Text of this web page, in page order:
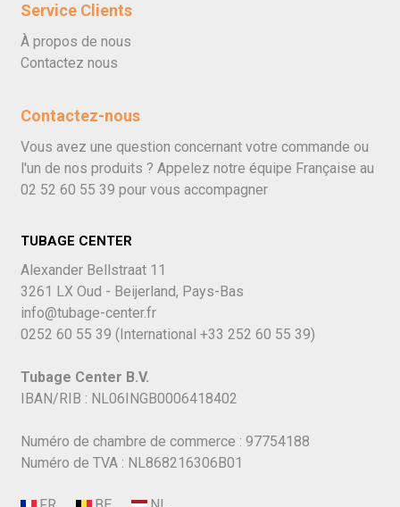
Service Clients
À propos de nous
Contactez nous
Contactez-nous
Vous avez une question concernant votre commande ou
l'un de nos produits ? Appelez notre équipe Française au
02 52 60 55 39 pour vous accompagner
TUBAGE CENTER
Alexander Bellstraat 11
3261 LX Oud - Beijerland, Pays-Bas
info@tubage-center.fr
0252 60 55 39 (International +33 252 60 55 39)
Tubage Center B.V.
IBAN/RIB : NL06INGB0006418402
Numéro de chambre de commerce : 97754188
Numéro de TVA : NL868216306B01